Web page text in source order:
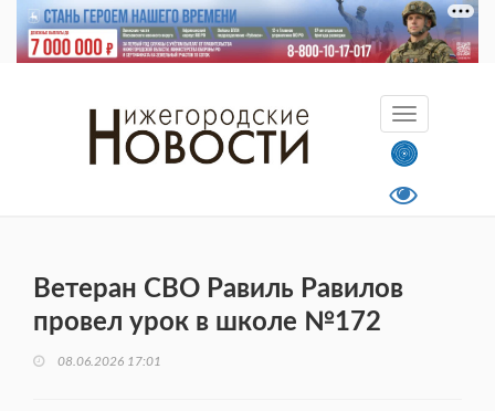
Ветеран СВО Равиль Равилов
провел урок в школе №172
08.06.2026 17:01